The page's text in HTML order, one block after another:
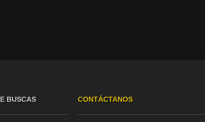
BUSCAS CONTÁCTANOS